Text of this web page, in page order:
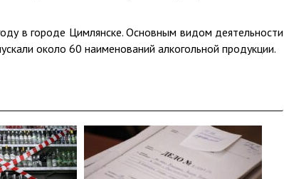
в городе Цимлянске. Основным видом деятельности
около 60 наименований алкогольной продукции.